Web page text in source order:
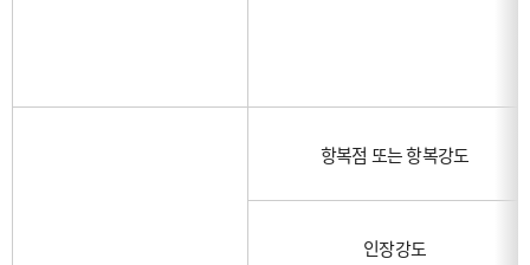
항복점 또는 항복강도
인장강도